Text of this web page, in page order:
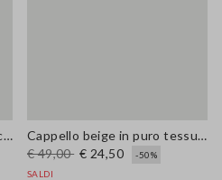
Camicia in pura viscosa bianca oversize fit
Cappello beige in puro tessuto carta con dettagli colorati
€ 49,00 € 24,50
-50%
SALDI